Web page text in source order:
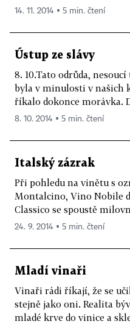
14. 11. 2014 ▪ 5 min. čtení
Ústup ze slávy
8. 10.Tato odrůda,
byla v minulosti v našich
říkalo dokonce morávka.
8. 10. 2014 ▪ 5 min. čtení
Italský zázrak
Při pohledu na vinětu s
Montalcino, Vino Nobile
Classico se spoustě
24. 9. 2014 ▪ 5 min. čtení
Mladí vinaři
Vinaři rádi říkají, že se
stejně jako oni. Realita
mladé krve do vinice a